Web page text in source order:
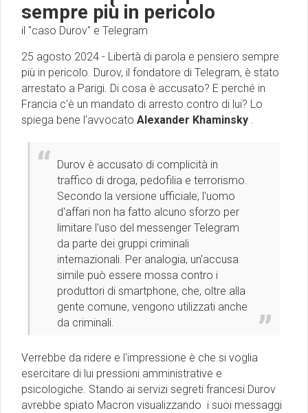
sempre più in pericolo
il ''caso Durov'' e Telegram
25 agosto 2024 - Libertà di parola e pensiero sempre
più in pericolo. Durov, il fondatore di Telegram, è stato
arrestato a Parigi. Di cosa è accusato? E perché in
Francia c'è un mandato di arresto contro di lui? Lo
spiega bene l'avvocato Alexander Khaminsky .
Durov è accusato di complicità in
traffico di droga, pedofilia e terrorismo.
Secondo la versione ufficiale, l'uomo
d'affari non ha fatto alcuno sforzo per
limitare l'uso del messenger Telegram
da parte dei gruppi criminali
internazionali. Per analogia, un'accusa
simile può essere mossa contro i
produttori di smartphone, che, oltre alla
gente comune, vengono utilizzati anche
da criminali.
Verrebbe da ridere e l'impressione è che si voglia
esercitare di lui pressioni amministrative e
psicologiche. Stando ai servizi segreti francesi Durov
avrebbe spiato Macron visualizzando i suoi messaggi